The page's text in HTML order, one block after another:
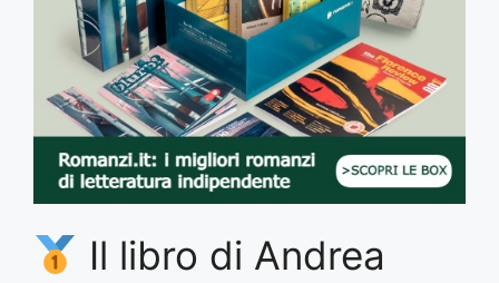
Il libro di Andrea